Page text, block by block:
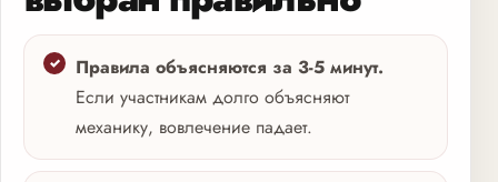
Правила объясняются за 3-5 минут.
Если участникам долго объясняют
механику, вовлечение падает.